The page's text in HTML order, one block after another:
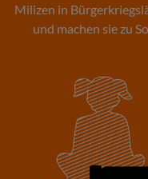
Milizen in
und machen sie zu